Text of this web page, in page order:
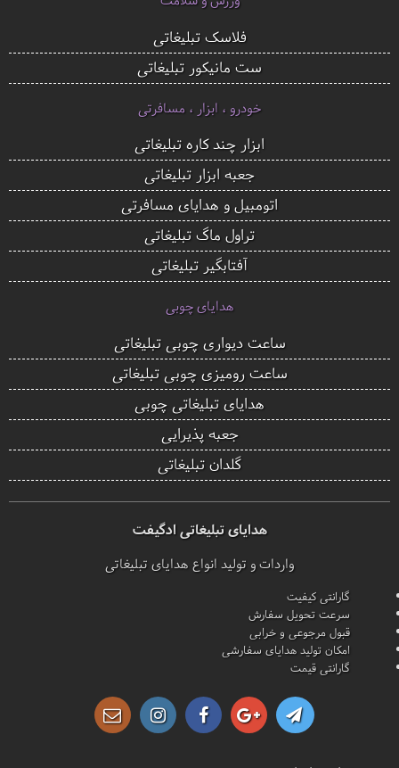
فلاسک تبلیغاتی
ست مانیکور تبلیغاتی
خودرو ، ابزار ، مسافرتی
ابزار چند کاره تبلیغاتی
جعبه ابزار تبلیغاتی
اتومبیل و هدایای مسافرتی
تراول ماگ تبلیغاتی
آفتابگیر تبلیغاتی
هدایای چوبی
ساعت دیواری چوبی تبلیغاتی
ساعت رومیزی چوبی تبلیغاتی
هدایای تبلیغاتی چوبی
جعبه پذیرایی
گلدان تبلیغاتی
هدایای تبلیغاتی ادگیفت
واردات و تولید انواع هدایای تبلیغاتی
گارانتی کیفیت
سرعت تحویل سفارش
قبول مرجوعی و خرابی
امکان تولید هدایای سفارشی
گارانتی قیمت